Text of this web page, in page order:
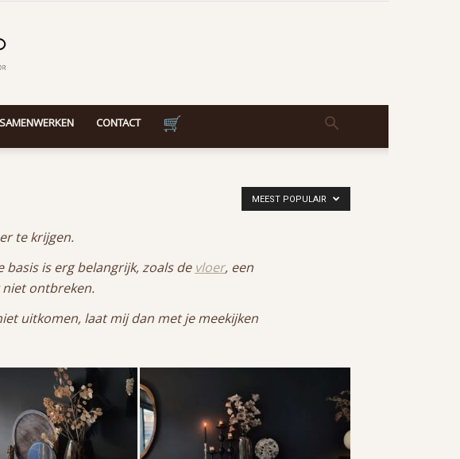
SAMENWERKEN CONTACT
te krijgen.
is erg belangrijk, zoals de vloer, een
ontbreken.
uitkomen, laat mij dan met je meekijken
MEEST POPULAIR